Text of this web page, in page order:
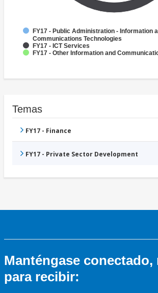
FY17 - Public Administration - Information
Communications Technologies
FY17 - ICT Services
FY17 - Other Information and
Temas
FY17 - Finance
FY17 - Private Sector Development
Manténgase conectado,
para recibir: